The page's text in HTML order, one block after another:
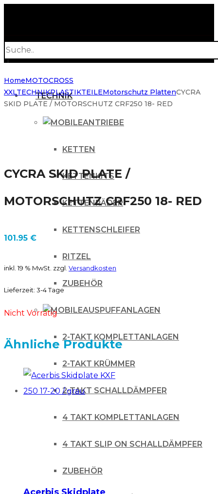
search
TECHNIK
ANTRIEBE
KETTEN
KETTENKITS
KETTENRÄDER
KETTENSCHLEIFER
RITZEL
ZUBEHÖR
AUSPUFFANLAGEN
2-TAKT KOMPLETTANLAGEN
2-TAKT KRÜMMER
2-TAKT SCHALLDÄMPFER
4 TAKT KOMPLETTANLAGEN
4 TAKT SLIP ON SCHALLDÄMPFER
ZUBEHÖR
HomeMOTOCROSS
XXLTECHNIKPLASTIKTEILEMotorschutz PlattenCYCRA
SKID PLATE / MOTORSCHUTZ CRF250 18- RED
CYCRA SKID PLATE /
MOTORSCHUTZ CRF250 18- RED
101.95 €
inkl. 19 % MwSt. zzgl. Versandkosten
Lieferzeit: 3-4 Tage
Nicht Vorrätig
Ähnliche Produkte